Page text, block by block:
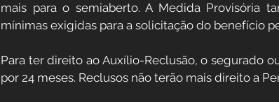
mais para o semiaberto. A Medida Provisória
mínimas exigidas para a solicitação do benefício
Para ter direito ao Auxílio-Reclusão, o segurado
por 24 meses. Reclusos não terão mais direito a